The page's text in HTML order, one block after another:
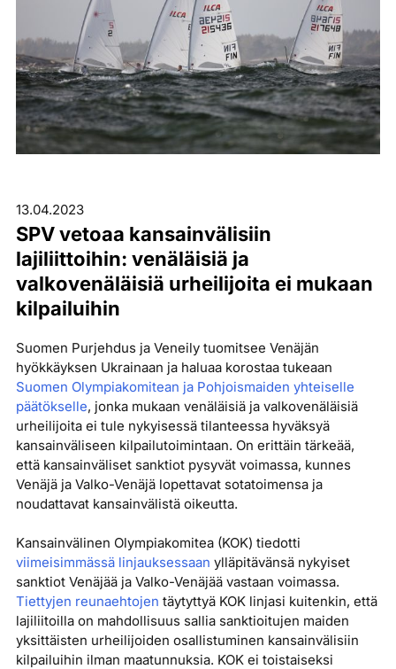
13.04.2023
SPV vetoaa kansainvälisiin
lajiliittoihin: venäläisiä ja
valkovenäläisiä urheilijoita ei mukaan
kilpailuihin
Suomen Purjehdus ja Veneily tuomitsee Venäjän
hyökkäyksen Ukrainaan ja haluaa korostaa tukeaan
Suomen Olympiakomitean ja Pohjoismaiden yhteiselle
päätökselle, jonka mukaan venäläisiä ja valkovenäläisiä
urheilijoita ei tule nykyisessä tilanteessa hyväksyä
kansainväliseen kilpailutoimintaan. On erittäin tärkeää,
että kansainväliset sanktiot pysyvät voimassa, kunnes
Venäjä ja Valko-Venäjä lopettavat sotatoimensa ja
noudattavat kansainvälistä oikeutta.
Kansainvälinen Olympiakomitea (KOK) tiedotti
viimeisimmässä linjauksessaan ylläpitävänsä nykyiset
sanktiot Venäjää ja Valko-Venäjää vastaan voimassa.
Tiettyjen reunaehtojen täytyttyä KOK linjasi kuitenkin, että
lajiliitoilla on mahdollisuus sallia sanktioitujen maiden
yksittäisten urheilijoiden osallistuminen kansainvälisiin
kilpailuihin ilman maatunnuksia. KOK ei toistaiseksi